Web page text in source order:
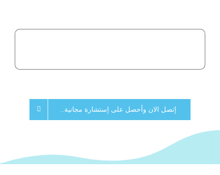
إتصل الان وأحصل على إستشارة مجانية..